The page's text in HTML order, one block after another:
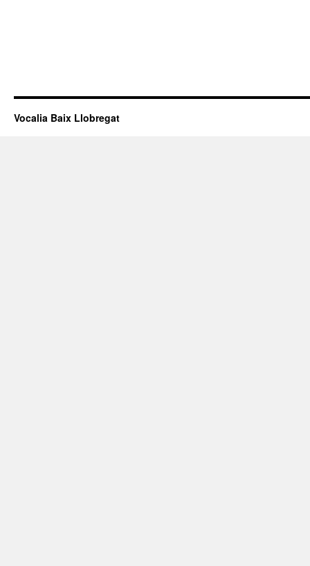
Vocalia Baix Llobregat